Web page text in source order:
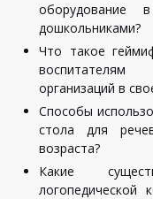
оборудование
в
дошкольниками?
Что такое
воспитателям
организаций в
Способы
стола
для
возраста?
Какие
логопедической